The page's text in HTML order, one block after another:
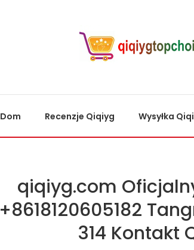
Dom Recenzje Qiqiyg Wysyłka
qiqiyg.com
+8618120605182
314 Kontakt